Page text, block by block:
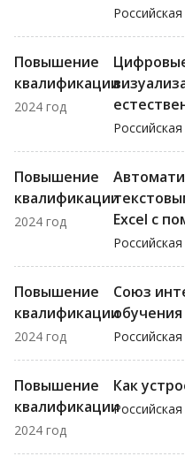
Повышение
квалификации
2024 год
Повышение
квалификации
2024 год
Excel с
Повышение
квалификации
2024 год
Союз
обучения
Повышение
квалификации
2024 год
Как